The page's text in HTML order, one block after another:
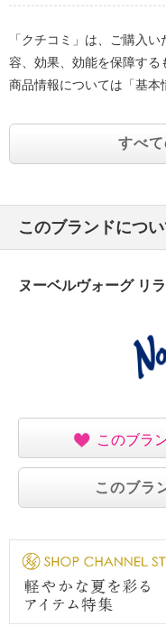
「クチコミ」は、ご購入
容、効果、効能を保障する
商品情報については「基本
すべ
このブランドにつ
ヌーベルヴォーグ リ
このブラ
このブラ